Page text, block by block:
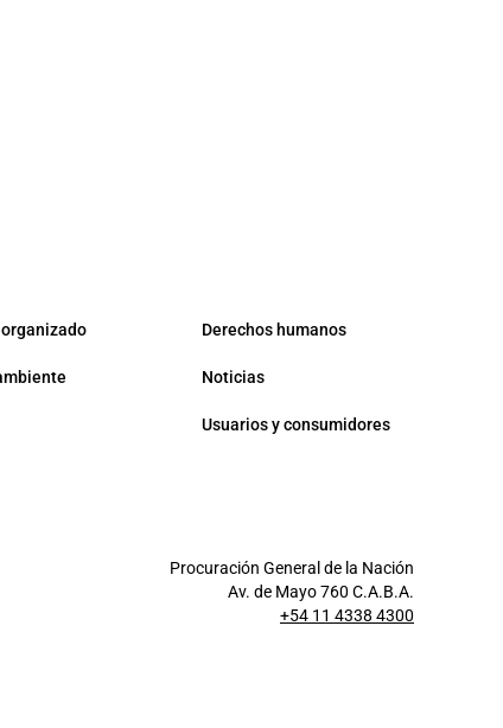
Derechos humanos
Noticias
Usuarios y consumidores
Procuración General de la Nación
Av. de Mayo 760 C.A.B.A.
+54 11 4338 4300